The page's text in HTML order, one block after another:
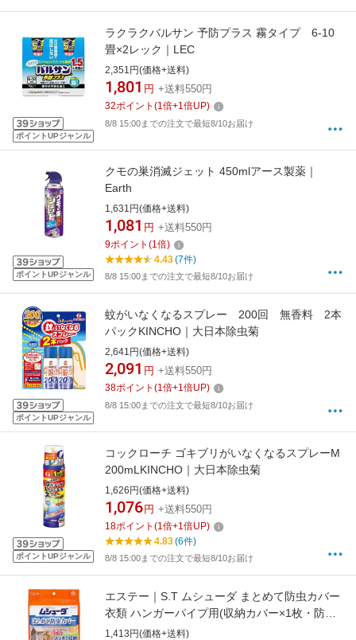
ポイントUPジャンル
ラクラクバルサン 予防プラス 霧タイプ 6-10
畳×2レック｜LEC
2,351円(価格+送料)
1,801 円 +送料550円
32ポイント (1倍+1倍UP)
8/8 15:00までの注文で最短8/10お届け
ポイントUPジャンル
クモの巣消滅ジェット 450mlアース製薬｜
Earth
1,631円(価格+送料)
1,081 円 +送料550円
9ポイント (1倍)
4.43(7件)
8/8 15:00までの注文で最短8/10お届け
ポイントUPジャンル
蚊がいなくなるスプレー 200回 無香料 2本
パックKINCHO｜大日本除虫菊
2,641円(価格+送料)
2,091 円 +送料550円
38ポイント (1倍+1倍UP)
8/8 15:00までの注文で最短8/10お届け
ポイントUPジャンル
コックローチ ゴキブリがいなくなるスプレーM
200mLKINCHO｜大日本除虫菊
1,626円(価格+送料)
1,076 円 +送料550円
18ポイント (1倍+1倍UP)
4.83(6件)
8/8 15:00までの注文で最短8/10お届け
エステー｜S.T ムシューダ まとめて防虫カバー
衣類 ハンガーパイプ用(収納カバー×1枚・防虫
剤×1セット)【rb_pcp】
1,413円(価格+送料)